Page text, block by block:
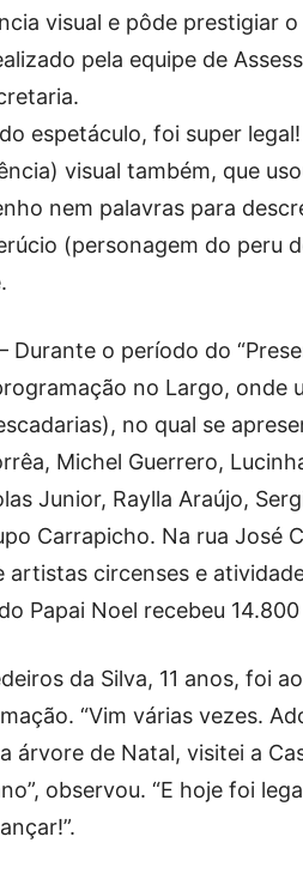
visual e pôde prestigiar
pela equipe de
espetáculo, foi super
visual também, que
nem palavras para
(personagem do peru
Durante o período do
no Largo, onde
no qual se
Michel Guerrero,
Junior, Raylla Araújo,
Carrapicho. Na rua José
artistas circenses e
Papai Noel recebeu
da Silva, 11 anos, foi
“Vim várias vezes.
árvore de Natal, visitei a
observou. “E hoje foi